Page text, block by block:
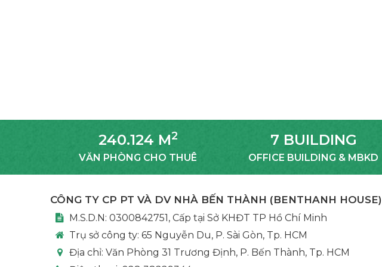
240.124 M2
VĂN PHÒNG CHO THUÊ
7 BUILDING
OFFICE BUILDING & MBKD
CÔNG TY CP PT VÀ DV NHÀ BẾN THÀNH (BENTHANH HOUSE)
M.S.D.N: 0300842751, Cấp tại Sở KHĐT TP Hồ Chí Minh
Trụ sở công ty: 65 Nguyễn Du, P. Sài Gòn, Tp. HCM
Địa chỉ: Văn Phòng 31 Trương Định, P. Bến Thành, Tp. HCM